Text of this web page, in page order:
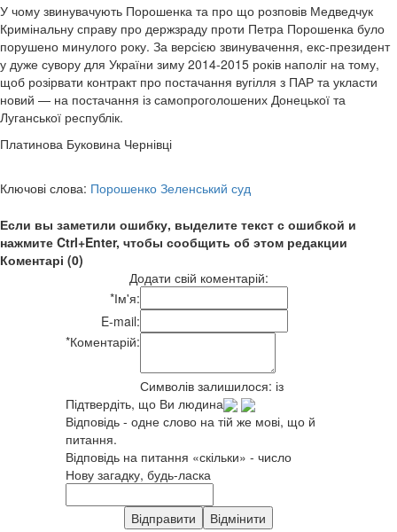
У чому звинувачують Порошенка та про що розповів Медведчук
Кримінальну справу про держзраду проти Петра Порошенка було
порушено минулого року. За версією звинувачення, екс-президент
у дуже сувору для України зиму 2014-2015 років наполіг на тому,
щоб розірвати контракт про постачання вугілля з ПАР та укласти
новий — на постачання із самопроголошених Донецької та
Луганської республік.
Платинова Буковина Чернівці
Ключові слова: Порошенко Зеленський суд
Если вы заметили ошибку, выделите текст с ошибкой и
нажмите Ctrl+Enter, чтобы сообщить об этом редакции
Коментарі (0)
Додати свій коментарій:
*Ім'я:
E-mail:
*Коментарій:
Символів залишилося: із
Підтвердіть, що Ви людина
Відповідь - одне слово на тій же мові, що й
питання.
Відповідь на питання «скільки» - число
Нову загадку, будь-ласка